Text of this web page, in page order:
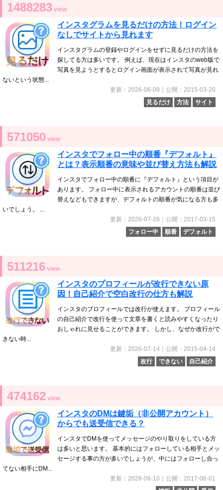
1488283 view
インスタグラムを見るだけの方法！ログイン
なしでサイトから見れます
インスタグラムの登録やログインをせずに見るだけの方法を
探してる方は多いです。 例えば、現在はインスタのweb版で
写真を見ようとするとログイン画面が表示されて写真が見れ
ないという状態...
更新：2026-06-09｜公開：2015-03-20
見るだけ
方法 サイト
571050 view
インスタでフォロー中の順番『デフォルト』
とは？表示順番の意味や並び替え方法も解説
インスタでフォロー中の順番に『デフォルト』という項目が
あります。 フォロー中に表示されるアカウントの順番は並び
替えなどもできますが、デフォルトの順番が気になる方も多
いでしょう。 ...
更新：2026-07-28｜公開：2017-03-15
フォロー中
順番 デフォルト
511216 view
インスタのプロフィールが改行できない原
因！自己紹介で空白改行の仕方も解説
インスタのプロフィールでは改行が使えます。 プロフィール
の自己紹介で改行を使って文章を書くと読みやすくなったり
おしゃれに見せることができます。 しかし、なぜか改行がで
きない時...
更新：2026-07-14｜公開：2015-04-14
改行
できない 自己紹介
474162 view
インスタのDMは鍵垢（非公開アカウント）
からでも送受信できる？
インスタでDMを使ってメッセージのやり取りをしている方
は多いと思います。 基本的にはフォローしている相手とメッ
セージする事の方が多いでしょうが、中にはフォローし合っ
てない相手にDM...
更新：2026-06-10｜公開：2017-06-01